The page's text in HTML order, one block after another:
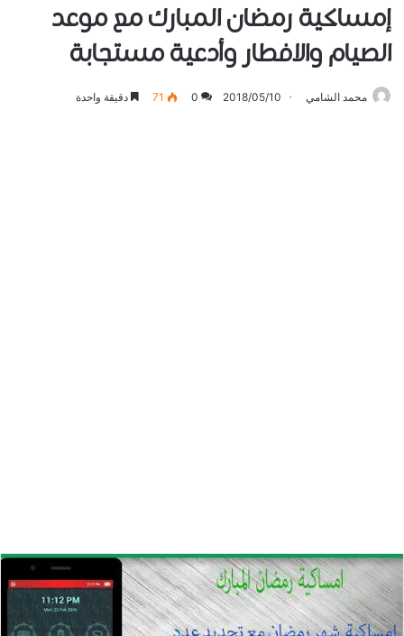
إمساكية رمضان المبارك مع موعد
الصيام والافطار وأدعية مستجابة
محمد الشامي 2018/05/10
0
71 دقيقة واحدة